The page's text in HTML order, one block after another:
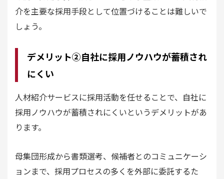
介を主要な採用手段として位置づけることは難しいで
しょう。
デメリット②自社に採用ノウハウが蓄積され
にくい
人材紹介サービスに採用活動を任せることで、自社に
採用ノウハウが蓄積されにくいというデメリットがあ
ります。
母集団形成から書類選考、候補者とのコミュニケーシ
ョンまで、採用プロセスの多くを外部に委託するた